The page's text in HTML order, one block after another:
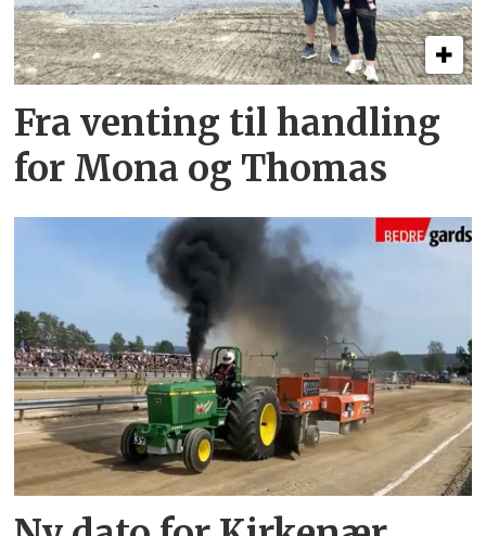
Fra venting til handling
for Mona og Thomas